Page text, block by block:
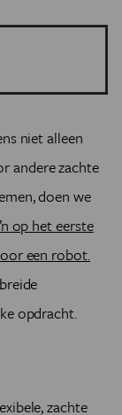
de vingers
grootte
tussen
zal worden.
niet langer
wel de
moet
dat de
te bepalen.
niet alleen
andere zachte
doen we
op het eerste
een robot.
opdracht.
zachte